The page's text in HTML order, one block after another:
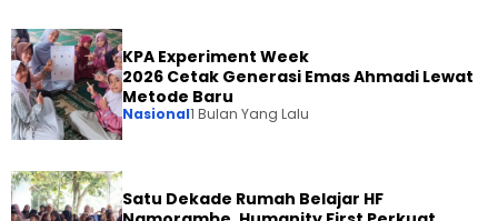
KPA Experiment Week
2026 Cetak Generasi Emas Ahmadi Lewat
Metode Baru
Nasional1 Bulan Yang Lalu
Satu Dekade Rumah Belajar HF